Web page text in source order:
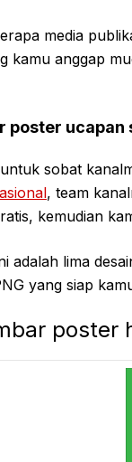
media
kamu anggap
poster
sobat
, team
kemudian
adalah lima
yang siap
poster